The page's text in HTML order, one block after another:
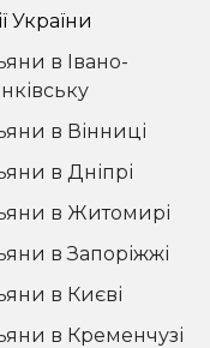
України
в Івано-
в Вінниці
в Дніпрі
в Житомирі
в Запоріжжі
в Києві
в Кременчузі